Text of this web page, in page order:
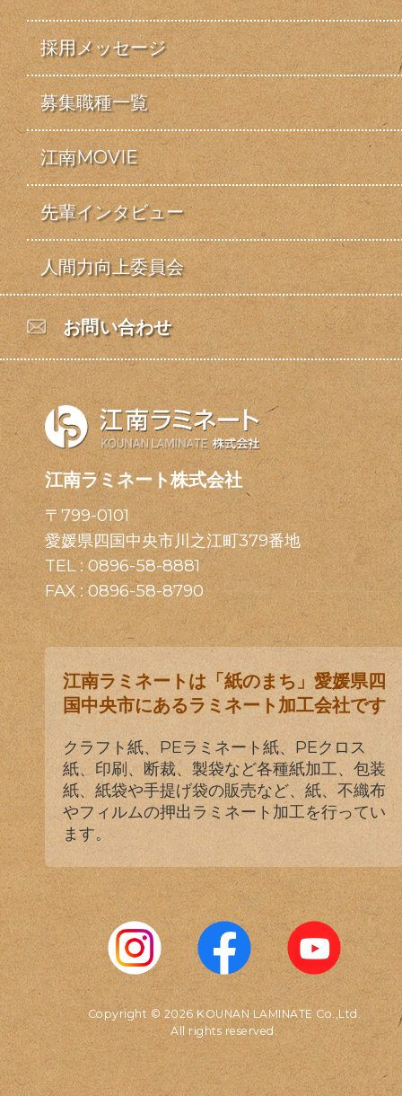
採用メッセージ
募集職種一覧
江南MOVIE
先輩インタビュー
人間力向上委員会
お問い合わせ
江南ラミネート株式会社
〒799-0101
愛媛県四国中央市川之江町379番地
TEL :0896-58-8881
FAX : 0896-58-8790
江南ラミネートは「紙のまち」愛媛県四
国中央市にあるラミネート加工会社です
クラフト紙、PEラミネート紙、PEクロス
紙、印刷、断裁、製袋など各種紙加工、包装
紙、紙袋や手提げ袋の販売など、紙、不織布
やフィルムの押出ラミネート加工を行ってい
ます。
Copyright © 2026 KOUNAN LAMINATE Co.,Ltd.
All rights reserved.